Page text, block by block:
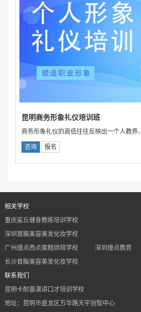
昆明商务形象礼仪培训班
商务形象礼仪的高低往往反映出一个人教养、
咨询 报名
相关学校
重庆鲨丘健身教练培训学校
深圳首脑美容美发化妆学校
广州熳点西点蛋糕烘焙学校
深圳熳点教育
长沙首脑美容美发化妆学校
联系我们
昆明卡耐基演讲口才培训学校
地址：昆明市盘龙区万华路天宇创智中心